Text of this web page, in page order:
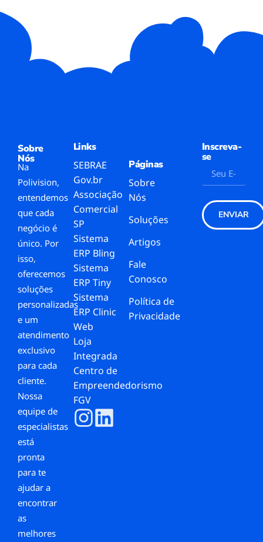
Sobre
Nós
Na
Polivision,
entendemos
que cada
negócio é
único. Por
isso,
oferecemos
soluções
personalizadas
e um
atendimento
exclusivo
para cada
cliente.
Nossa
equipe de
especialistas
está
pronta
para te
ajudar a
encontrar
as
melhores
Links
SEBRAE
Gov.br
Associação
Comercial
SP
Sistema
ERP Bling
Sistema
ERP Tiny
Sistema
ERP Clinic
Web
Loja
Integrada
Centro de
Empreendedorismo
FGV
Páginas
Sobre
Nós
Soluções
Artigos
Fale
Conosco
Política de
Privacidade
Inscreva-
se
ENVIAR